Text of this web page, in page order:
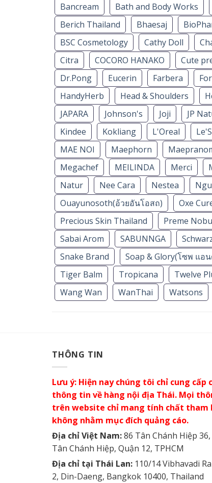
Bancream
Bath and Body Works
Berich Thailand
Bhaesaj
BSC Cosmetology
Cathy Doll
Citra
COCORO HANAKO Cute
Dr.Pong
Eucerin Farbera
HandyHerb
Head & Shoulders
JAPARA
Johnson's Joji JP
Kindee
Kokliang L'Oreal
MAE NOI
Maephorn
Megachef
MEILINDA Merci
Natur
Nee Cara Nestea
Ouayunosoth(อ้วยอันโอสถ)
Oxe
Precious Skin Thailand
Preme Nobu
Sabai Arom
SABUNNGA
Snake Brand
Soap & Glory(โซพ แอ
Tiger Balm
Tropicana Twelve
Wang Wan
WanThai Watsons
THÔNG TIN
Lưu ý: Hiện nay chúng tôi chỉ cung cấp
thông tin về hàng nội địa Thái. Mọi
trên website chỉ mang tính chất tham
không nhằm mục đích quảng cáo.
Địa chỉ Việt Nam:86 Tân Chánh Hiệp 36,
Tân Chánh Hiệp, Quận 12, TPHCM
Địa chỉ tại Thái Lan: 110/14 Vibhavadi
2, Din-Daeng, Bangkok 10400, Thailand